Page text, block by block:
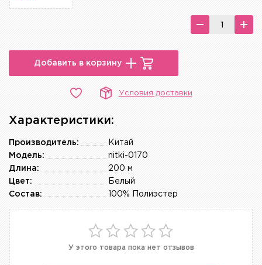
Добавить в корзину
Условия доставки
Характеристики:
Китай
Производитель:
nitki-0170
Модель:
200 м
Длина:
Белый
Цвет:
100% Полиэстер
Состав:
У этого товара пока нет отзывов